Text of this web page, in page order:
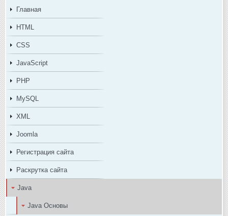
Главная
HTML
CSS
JavaScript
PHP
MySQL
XML
Joomla
Регистрация сайта
Раскрутка сайта
Java
Java Основы